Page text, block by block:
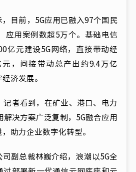
前，5G应用已融入97个国民
应用案例数超5万个。基础电信
亿元建设5G网络，直接带动经
，间接带动总产出约9.4万亿
济发展。
者看到，在矿业、港口、电力
解决方案广泛复制，5G融合应用
助力企业数字化转型。
副总裁林巍介绍，浪潮以5G全